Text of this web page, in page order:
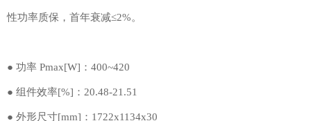
性功率质保，首年衰减≤2%。
● 功率 Pmax[W]：400~420
● 组件效率[%]：20.48-21.51
● 外形尺寸[mm]：1722x1134x30